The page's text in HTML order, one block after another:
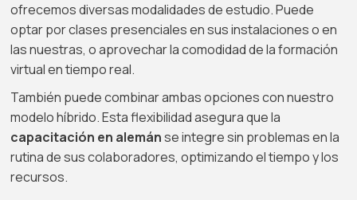
ofrecemos diversas modalidades de estudio. Puede
optar por clases presenciales en sus instalaciones o en
las nuestras, o aprovechar la comodidad de la formación
virtual en tiempo real.
También puede combinar ambas opciones con nuestro
modelo híbrido. Esta flexibilidad asegura que la
capacitación en alemánse integre sin problemas en la
rutina de sus colaboradores, optimizando el tiempo y los
recursos.